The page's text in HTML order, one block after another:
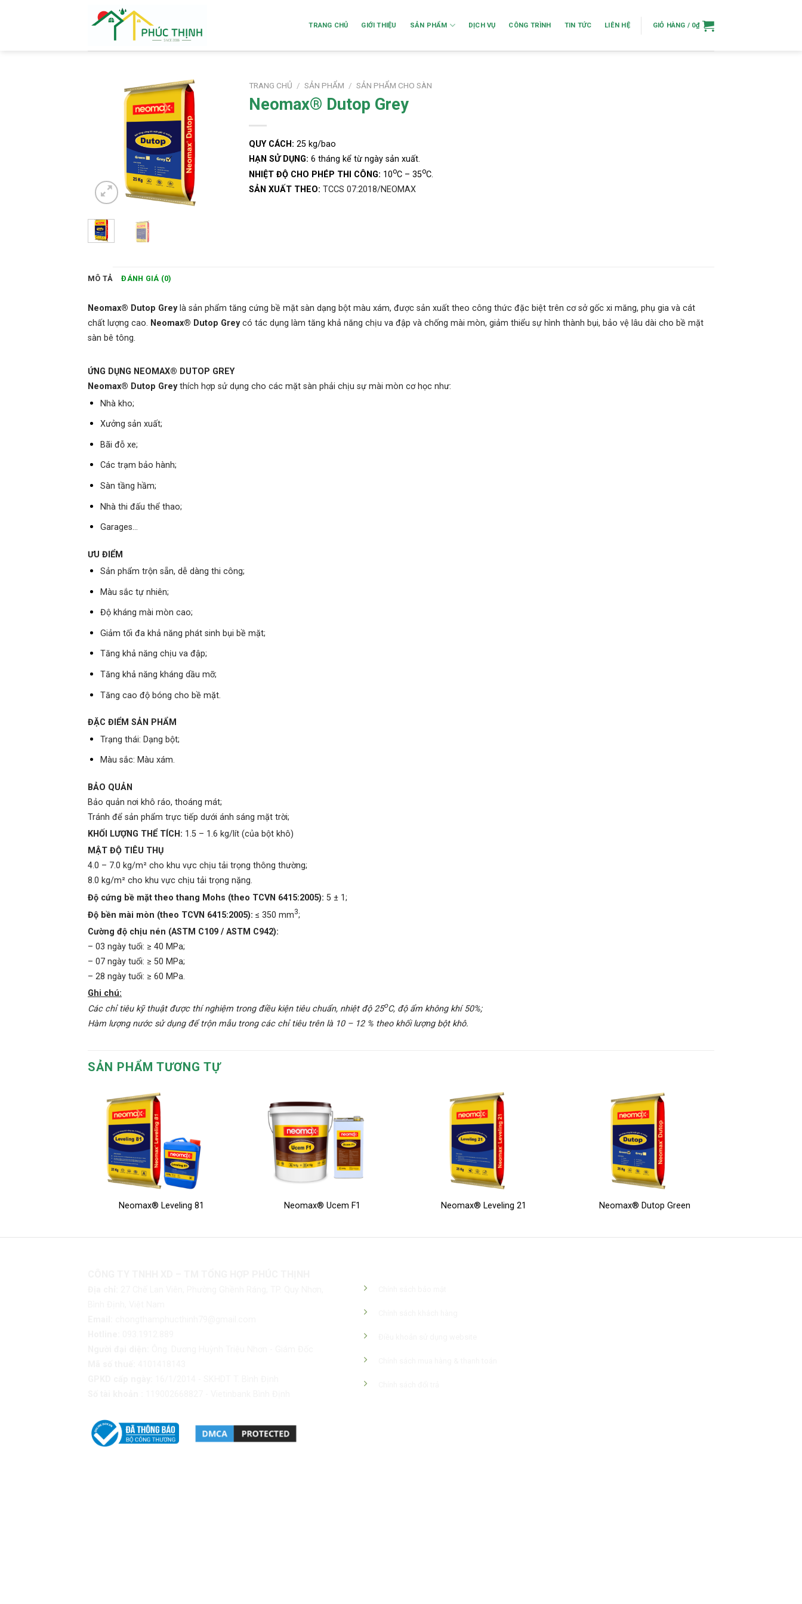
TRANG CHỦ GIỚI THIỆU SẢN PHẨM DỊCH VỤ CÔNG TRÌNH TIN TỨC LIÊN HỆ GIỎ HÀNG / 0₫
TRANG CHỦ / SẢN PHẨM / SẢN PHẨM CHO SÀN
Neomax® Dutop Grey
QUY CÁCH: 25 kg/bao
HẠN SỬ DỤNG: 6 tháng kể từ ngày sản xuất.
NHIỆT ĐỘ CHO PHÉP THI CÔNG: 10oC – 35oC.
SẢN XUẤT THEO: TCCS 07:2018/NEOMAX
MÔ TẢ ĐÁNH GIÁ (0)
Neomax® Dutop Greylà sản phẩm tăng cứng bề mặt sàn dạng bột màu xám, được sản xuất theo công thức đặc biệt trên cơ sở gốc xi măng, phụ gia và cát
chất lượng cao. Neomax® Dutop Greycó tác dụng làm tăng khả năng chịu va đập và chống mài mòn, giảm thiểu sự hình thành bụi, bảo vệ lâu dài cho bề mặt
sàn bê tông.
ỨNG DỤNG NEOMAX® DUTOP GREY
Neomax® Dutop Greythích hợp sử dụng cho các mặt sàn phải chịu sự mài mòn cơ học như:
Nhà kho;
Xưởng sản xuất;
Bãi đỗ xe;
Các trạm bảo hành;
Sàn tầng hầm;
Nhà thi đấu thể thao;
Garages…
ƯU ĐIỂM
Sản phẩm trộn sẵn, dễ dàng thi công;
Màu sắc tự nhiên;
Độ kháng mài mòn cao;
Giảm tối đa khả năng phát sinh bụi bề mặt;
Tăng khả năng chịu va đập;
Tăng khả năng kháng dầu mỡ;
Tăng cao độ bóng cho bề mặt.
ĐẶC ĐIỂM SẢN PHẨM
Trạng thái: Dạng bột;
Màu sắc: Màu xám.
BẢO QUẢN
Bảo quản nơi khô ráo, thoáng mát;
Tránh để sản phẩm trực tiếp dưới ánh sáng mặt trời;
KHỐI LƯỢNG THỂ TÍCH: 1.5 – 1.6 kg/lít (của bột khô)
MẬT ĐỘ TIÊU THỤ
4.0 – 7.0 kg/m² cho khu vực chịu tải trọng thông thường;
8.0 kg/m² cho khu vực chịu tải trọng nặng.
Độ cứng bề mặt theo thang Mohs (theo TCVN 6415:2005): 5 ± 1;
Độ bền mài mòn (theo TCVN 6415:2005): ≤ 350 mm3;
Cường độ chịu nén (ASTM C109 / ASTM C942):
– 03 ngày tuổi: ≥ 40 MPa;
– 07 ngày tuổi: ≥ 50 MPa;
– 28 ngày tuổi: ≥ 60 MPa.
Ghi chú:
Các chỉ tiêu kỹ thuật được thí nghiệm trong điều kiện tiêu chuẩn, nhiệt độ 25oC, độ ẩm không khí 50%;
Hàm lượng nước sử dụng để trộn mẫu trong các chỉ tiêu trên là 10 – 12 % theo khối lượng bột khô.
SẢN PHẨM TƯƠNG TỰ
Neomax® Leveling 81 Neomax® Ucem F1 Neomax® Leveling 21 Neomax® Dutop Green